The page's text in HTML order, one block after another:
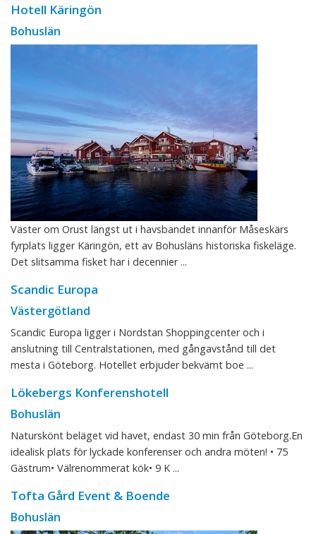
Hotell Käringön
Bohuslän
Väster om Orust längst ut i havsbandet innanför Måseskärs
fyrplats ligger Käringön, ett av Bohusläns historiska fiskeläge.
Det slitsamma fisket har i decennier ...
Scandic Europa
Västergötland
Scandic Europa ligger i Nordstan Shoppingcenter och i
anslutning till Centralstationen, med gångavstånd till det
mesta i Göteborg. Hotellet erbjuder bekvämt boe ...
Lökebergs Konferenshotell
Bohuslän
Naturskönt beläget vid havet, endast 30 min från Göteborg.En
idealisk plats för lyckade konferenser och andra möten! • 75
Gästrum• Välrenommerat kök• 9 K ...
Tofta Gård Event & Boende
Bohuslän